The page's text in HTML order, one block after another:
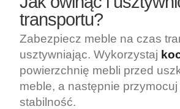
transportu?
Zabezpiecz meble na czas
usztywniając. Wykorzystaj
powierzchnię mebli przed
meble, a następnie
stabilność.